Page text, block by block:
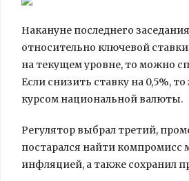
Накануне последнего
относительно ключевой
на текущем уровне, то можно
Если снизить ставку на 0,5%,
курсом национальной валюты.
Регулятор выбрал третий,
постарался найти компромисс
инфляцией, а также сохранил